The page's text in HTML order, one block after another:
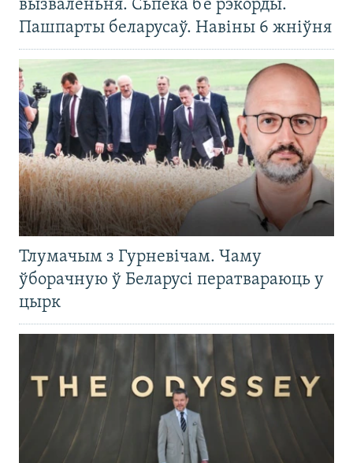
вызваленьня. Сьпёка б’е рэкорды.
Пашпарты беларусаў. Навіны 6 жніўня
Тлумачым з Гурневічам. Чаму
ўборачную ў Беларусі ператвараюць у
цырк